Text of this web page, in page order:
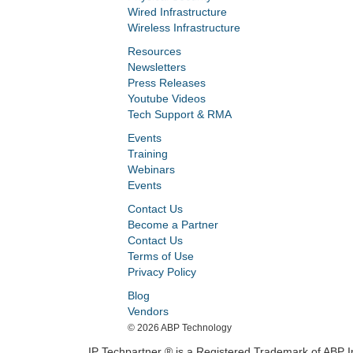
Wired Infrastructure
Wireless Infrastructure
Resources
Newsletters
Press Releases
Youtube Videos
Tech Support & RMA
Events
Training
Webinars
Events
Contact Us
Become a Partner
Contact Us
Terms of Use
Privacy Policy
Blog
Vendors
© 2026 ABP Technology